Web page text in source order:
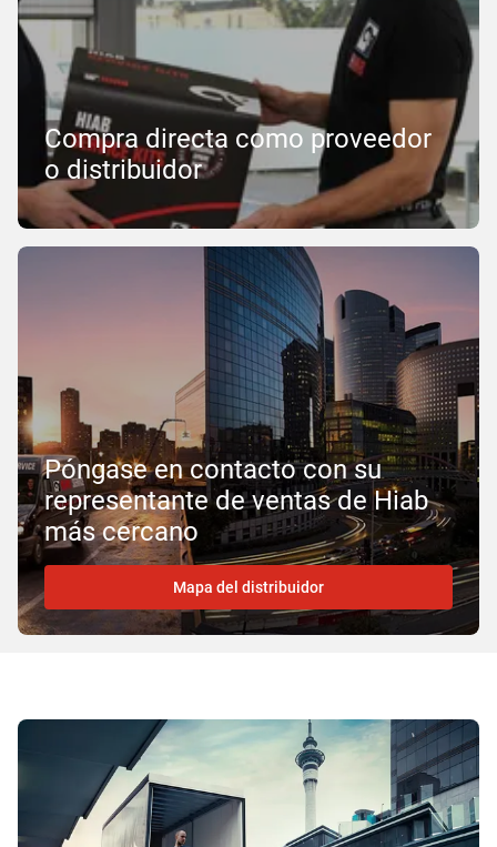
Compra directa como proveedor
o distribuidor
Póngase en contacto con su
representante de ventas de Hiab
más cercano
Mapa del distribuidor